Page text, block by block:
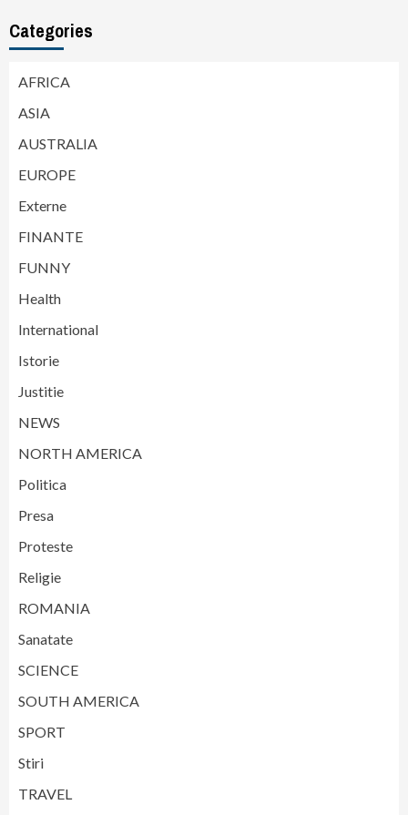
Categories
AFRICA
ASIA
AUSTRALIA
EUROPE
Externe
FINANTE
FUNNY
Health
International
Istorie
Justitie
NEWS
NORTH AMERICA
Politica
Presa
Proteste
Religie
ROMANIA
Sanatate
SCIENCE
SOUTH AMERICA
SPORT
Stiri
TRAVEL